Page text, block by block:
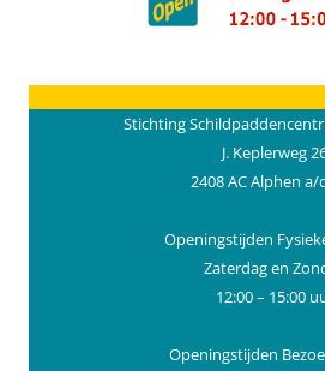
Stichting
J. Keplerweg
2408 AC Alphen a/
Openingstijden
Zaterdag en
12:00 – 15:00
Openingstijden